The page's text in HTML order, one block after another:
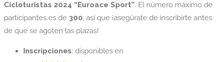
Cicloturistas 2024 “Euroace Sport”. El número máximo de
participantes es de 300, así que ¡asegúrate de inscribirte antes
de que se agoten las plazas!
Inscripciones: disponibles en